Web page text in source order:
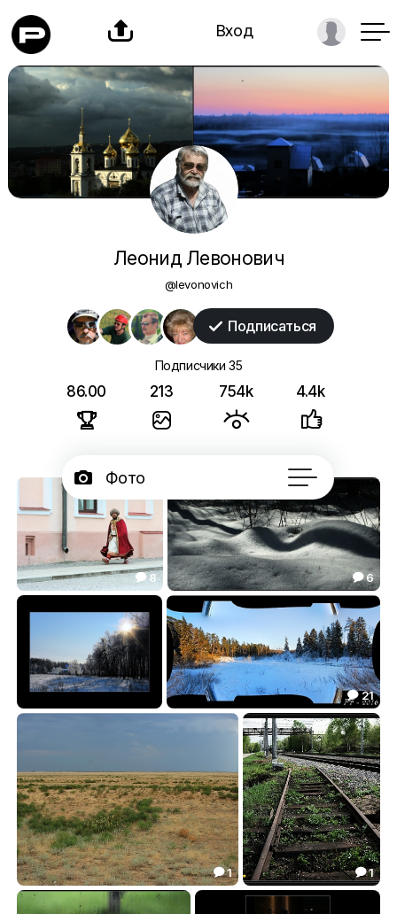
 Вход
Леонид Левонович
@levonovich
 Подписаться
Подписчики35
86.00

213

754k

4.4k

 Фото
 Портфолио50
 Серии
 Подписчики
Об авторе
...
Дежавю, или только кажется
48.32
 8
Танец света и теней
27.25
 6
Рифма утреннего света PF-2016
 21
Перекати-поле
15.46
 1
Линии судьбы
19.00
 1